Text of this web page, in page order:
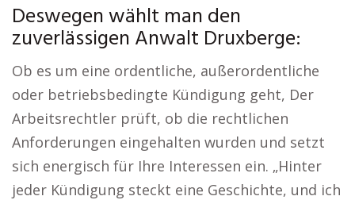
Deswegen wählt man den
zuverlässigen Anwalt Druxberge:
Ob es um eine ordentliche, außerordentliche
oder betriebsbedingte Kündigung geht, Der
Arbeitsrechtler prüft, ob die rechtlichen
Anforderungen eingehalten wurden und setzt
sich energisch für Ihre Interessen ein. „Hinter
jeder Kündigung steckt eine Geschichte, und ich